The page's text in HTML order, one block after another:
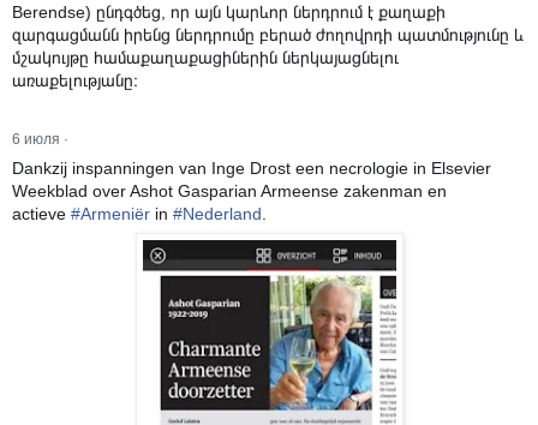
Berendse) ընդգծեց, որ այն կարևոր ներդրում է քաղաքի
զարգացմանն իրենց ներդրումը բերած ժողովրդի պատմությունը և
մշակույթը համաքաղաքացիներին ներկայացնելու
առաքելությանը։
6 июля ·
Dankzij inspanningen van Inge Drost een necrologie in Elsevier
Weekblad over Ashot Gasparian Armeense zakenman en
actieve #Armeniër in #Nederland